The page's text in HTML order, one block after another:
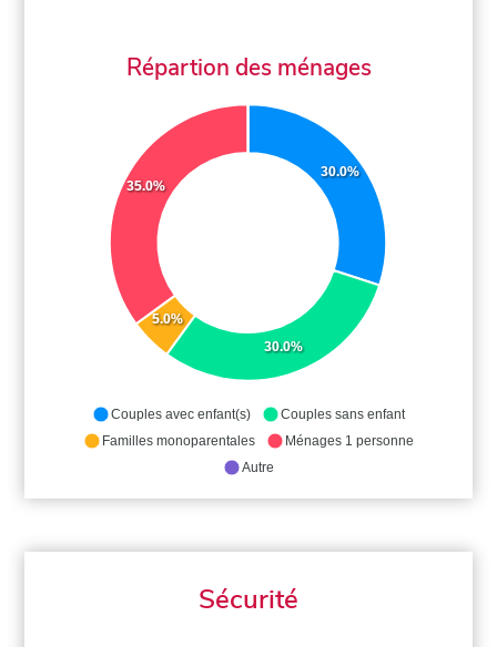
Répartion des ménages
30.0%
30.0%
5.0%
35.0%
Couples avec enfant(s)
Couples sans enfant
Familles monoparentales
Ménages 1 personne
Autre
Sécurité